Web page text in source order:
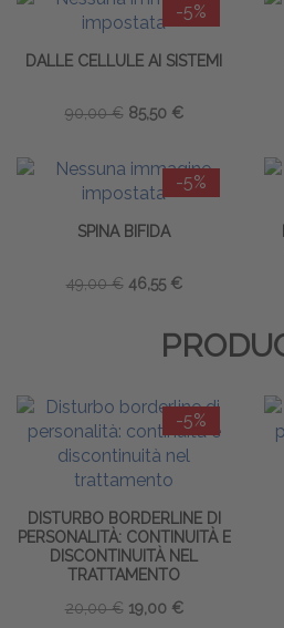
-5%
DALLE CELLULE AI SISTEMI
90,00 € 85,50 €
-5%
SPINA BIFIDA
49,00 € 46,55 €
-5%
DISTURBO BORDERLINE DI
PERSONALITÀ: CONTINUITÀ E
DISCONTINUITÀ NEL
TRATTAMENTO
20,00 € 19,00 €